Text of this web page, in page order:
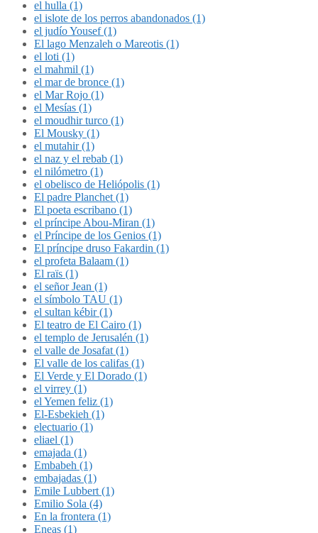
el hulla (1)
el islote de los perros abandonados (1)
el judío Yousef (1)
El lago Menzaleh o Mareotis (1)
el loti (1)
el mahmil (1)
el mar de bronce (1)
el Mar Rojo (1)
el Mesías (1)
el moudhir turco (1)
El Mousky (1)
el mutahir (1)
el naz y el rebab (1)
el nilómetro (1)
el obelisco de Heliópolis (1)
El padre Planchet (1)
El poeta escribano (1)
el príncipe Abou-Miran (1)
el Príncipe de los Genios (1)
El príncipe druso Fakardin (1)
el profeta Balaam (1)
El raïs (1)
el señor Jean (1)
el símbolo TAU (1)
el sultan kébir (1)
El teatro de El Cairo (1)
el templo de Jerusalén (1)
el valle de Josafat (1)
El valle de los califas (1)
El Verde y El Dorado (1)
el virrey (1)
el Yemen feliz (1)
El-Esbekieh (1)
electuario (1)
eliael (1)
emajada (1)
Embabeh (1)
embajadas (1)
Emile Lubbert (1)
Emilio Sola (4)
En la frontera (1)
Eneas (1)